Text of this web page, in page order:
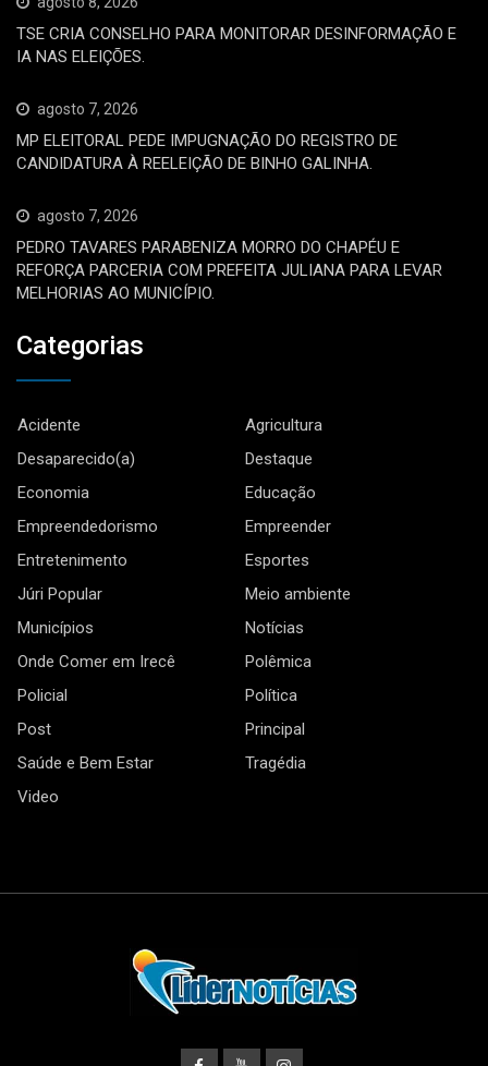
TSE CRIA CONSELHO PARA MONITORAR DESINFORMAÇÃO E
IA NAS ELEIÇÕES.
agosto 7, 2026
MP ELEITORAL PEDE IMPUGNAÇÃO DO REGISTRO DE
CANDIDATURA À REELEIÇÃO DE BINHO GALINHA.
agosto 7, 2026
PEDRO TAVARES PARABENIZA MORRO DO CHAPÉU E
REFORÇA PARCERIA COM PREFEITA JULIANA PARA LEVAR
MELHORIAS AO MUNICÍPIO.
Categorias
Acidente
Agricultura
Desaparecido(a)
Destaque
Economia
Educação
Empreendedorismo
Empreender
Entretenimento
Esportes
Júri Popular
Meio ambiente
Municípios
Notícias
Onde Comer em Irecê
Polêmica
Policial
Política
Post
Principal
Saúde e Bem Estar
Tragédia
Video